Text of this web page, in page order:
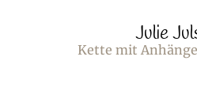
Julie
Kette mit